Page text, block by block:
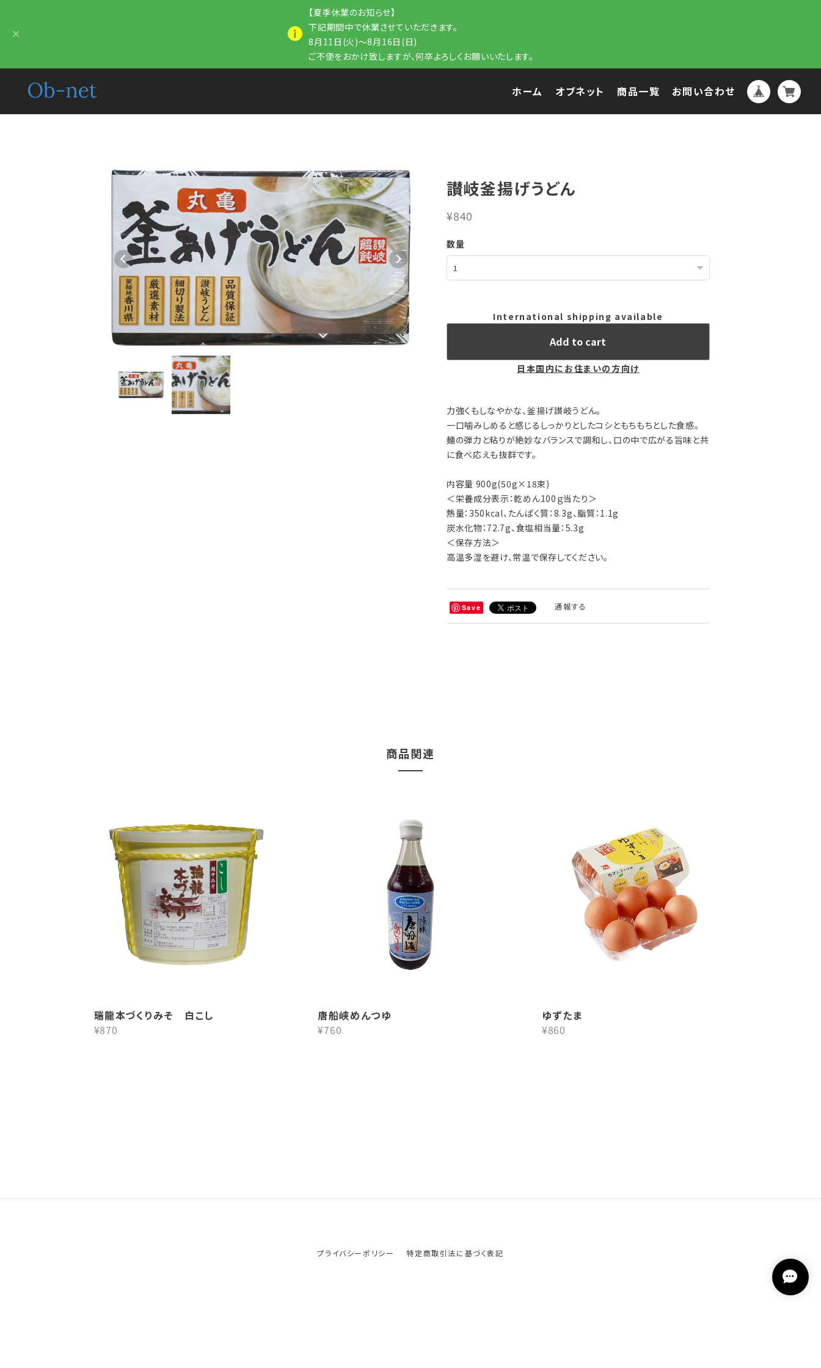
【夏季休業のお知らせ】
下記期間中で休業させていただきます。
8月11日(火)～8月16日(日)
ご不便をおかけ致しますが、何卒よろしくお願いいたします。
ホーム オブネット 商品一覧 お問い合わせ
讃岐釜揚げうどん
¥840
数量
International shipping available
Add to cart
日本国内にお住まいの方向け
力強くもしなやかな、釜揚げ讃岐うどん。
一口噛みしめると感じるしっかりとしたコシともちもちとした食感。
麺の弾力と粘りが絶妙なバランスで調和し、口の中で広がる旨味と共
に食べ応えも抜群です。
内容量 900g(50g×18束)
＜栄養成分表示：乾めん100ｇ当たり＞
熱量：350kcal、たんぱく質：8.3g、脂質：1.1g
炭水化物：72.7g、食塩相当量：5.3g
＜保存方法＞
高温多湿を避け、常温で保存してください。
Save 通報する
商品関連
瑞龍本づくりみそ 白こし
¥870
唐船峡めんつゆ
¥760
ゆずたま
¥860
プライバシーポリシー 特定商取引法に基づく表記